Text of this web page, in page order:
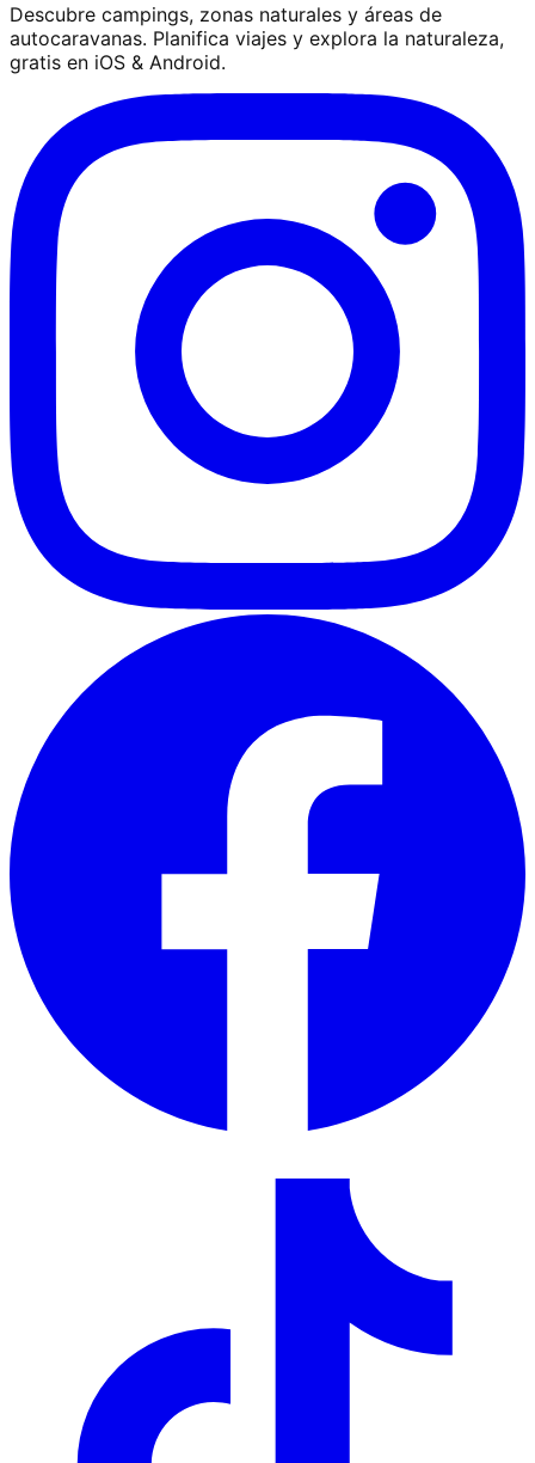
Descubre campings, zonas naturales y áreas de
autocaravanas. Planifica viajes y explora la naturaleza,
gratis en iOS & Android.